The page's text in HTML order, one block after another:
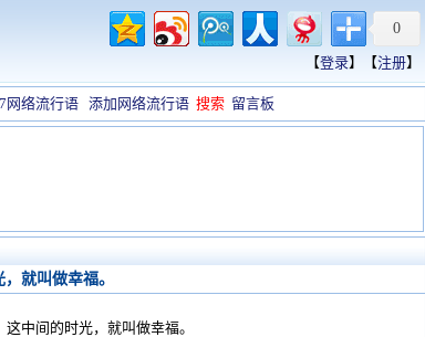
0
【登录】【注册】
网络流行语 添加网络流行语 搜索 留言板
就叫做幸福。
中间的时光，就叫做幸福。